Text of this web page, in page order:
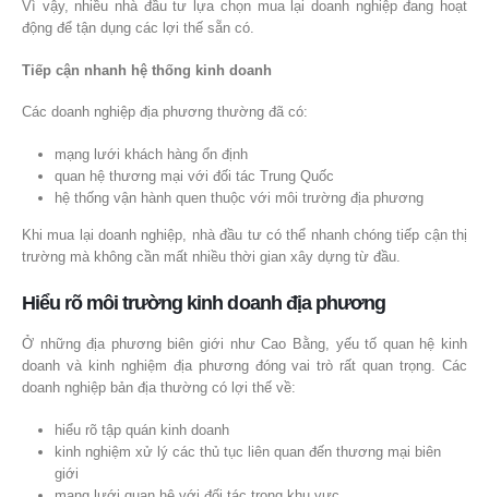
Vì vậy, nhiều nhà đầu tư lựa chọn mua lại doanh nghiệp đang hoạt
động để tận dụng các lợi thế sẵn có.
Tiếp cận nhanh hệ thống kinh doanh
Các doanh nghiệp địa phương thường đã có:
mạng lưới khách hàng ổn định
quan hệ thương mại với đối tác Trung Quốc
hệ thống vận hành quen thuộc với môi trường địa phương
Khi mua lại doanh nghiệp, nhà đầu tư có thể nhanh chóng tiếp cận thị
trường mà không cần mất nhiều thời gian xây dựng từ đầu.
Hiểu rõ môi trường kinh doanh địa phương
Ở những địa phương biên giới như Cao Bằng, yếu tố quan hệ kinh
doanh và kinh nghiệm địa phương đóng vai trò rất quan trọng. Các
doanh nghiệp bản địa thường có lợi thế về:
hiểu rõ tập quán kinh doanh
kinh nghiệm xử lý các thủ tục liên quan đến thương mại biên
giới